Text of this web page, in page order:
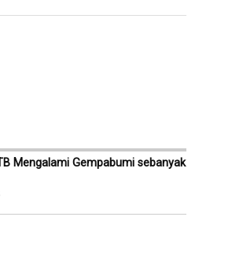
Mengalami Gempabumi sebanyak